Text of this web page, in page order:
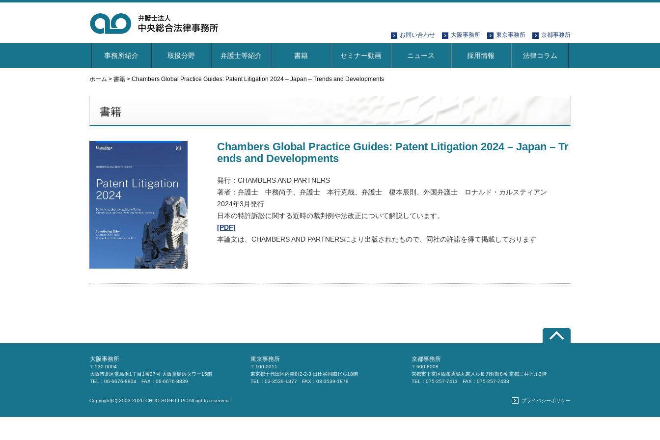
お問い合わせ 大阪事務所 東京事務所 京都事務所
事務所紹介 取扱分野 弁護士等紹介 書籍 セミナー動画 ニュース 採用情報 法律コラム
ホーム > 書籍 > Chambers Global Practice Guides: Patent Litigation 2024 – Japan – Trends and Developments
書籍
Chambers Global Practice Guides: Patent Litigation 2024 – Japan – Tr
ends and Developments
発行：CHAMBERS AND PARTNERS
著者：弁護士 中務尚子、弁護士 本行克哉、弁護士 榎本辰則、外国弁護士 ロナルド・カルスティアン
2024年3月発行
日本の特許訴訟に関する近時の裁判例や法改正について解説しています。
[PDF]
本論文は、CHAMBERS AND PARTNERSにより出版されたもので、同社の許諾を得て掲載しております
大阪事務所
〒530-0004
大阪市北区堂島浜1丁目1番27号 大阪堂島浜タワー15階
TEL：06-6676-8834 FAX：06-6676-8839
東京事務所
〒100-0011
東京都千代田区内幸町2-2-3 日比谷国際ビル18階
TEL：03-3539-1877 FAX：03-3539-1878
京都事務所
〒600-8008
京都市下京区四条通烏丸東入ル長刀鉾町8番 京都三井ビル3階
TEL：075-257-7411 FAX：075-257-7433
プライバシーポリシー
Copyright(C) 2003-2026 CHUO SOGO LPCAll rights reserved.